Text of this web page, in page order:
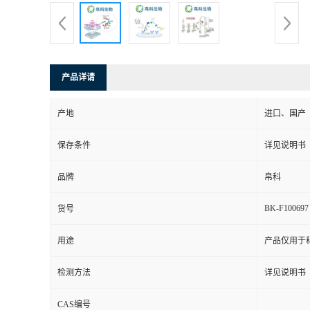
产品详请
产地 进口、国产
保存条件 详见说明书
品牌 帛科
货号 BK-F100697
用途 产品仅用于
检测方法 详见说明书
CAS编号